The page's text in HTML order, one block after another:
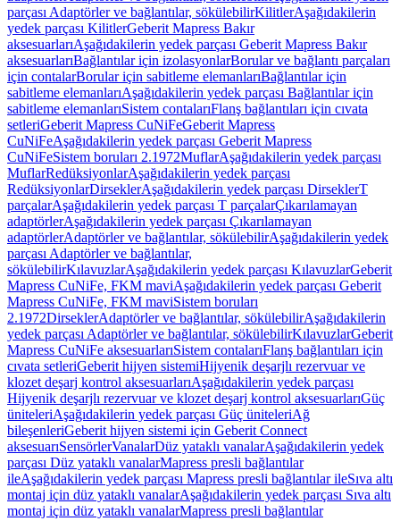
parçası Adaptörler ve bağlantılar, sökülebilirKilitlerAşağıdakilerin
yedek parçası KilitlerGeberit Mapress Bakır
aksesuarlarıAşağıdakilerin yedek parçası Geberit Mapress Bakır
aksesuarlarıBağlantılar için izolasyonlarBorular ve bağlantı parçaları
için contalarBorular için sabitleme elemanlarıBağlantılar için
sabitleme elemanlarıAşağıdakilerin yedek parçası Bağlantılar için
sabitleme elemanlarıSistem contalarıFlanş bağlantıları için cıvata
setleriGeberit Mapress CuNiFeGeberit Mapress
CuNiFeAşağıdakilerin yedek parçası Geberit Mapress
CuNiFeSistem boruları 2.1972MuflarAşağıdakilerin yedek parçası
MuflarRedüksiyonlarAşağıdakilerin yedek parçası
RedüksiyonlarDirseklerAşağıdakilerin yedek parçası DirseklerT
parçalarAşağıdakilerin yedek parçası T parçalarÇıkarılamayan
adaptörlerAşağıdakilerin yedek parçası Çıkarılamayan
adaptörlerAdaptörler ve bağlantılar, sökülebilirAşağıdakilerin yedek
parçası Adaptörler ve bağlantılar,
sökülebilirKılavuzlarAşağıdakilerin yedek parçası KılavuzlarGeberit
Mapress CuNiFe, FKM maviAşağıdakilerin yedek parçası Geberit
Mapress CuNiFe, FKM maviSistem boruları
2.1972DirseklerAdaptörler ve bağlantılar, sökülebilirAşağıdakilerin
yedek parçası Adaptörler ve bağlantılar, sökülebilirKılavuzlarGeberit
Mapress CuNiFe aksesuarlarıSistem contalarıFlanş bağlantıları için
cıvata setleriGeberit hijyen sistemiHijyenik deşarjlı rezervuar ve
klozet deşarj kontrol aksesuarlarıAşağıdakilerin yedek parçası
Hijyenik deşarjlı rezervuar ve klozet deşarj kontrol aksesuarlarıGüç
üniteleriAşağıdakilerin yedek parçası Güç üniteleriAğ
bileşenleriGeberit hijyen sistemi için Geberit Connect
aksesuarıSensörlerVanalarDüz yataklı vanalarAşağıdakilerin yedek
parçası Düz yataklı vanalarMapress presli bağlantılar
ileAşağıdakilerin yedek parçası Mapress presli bağlantılar ileSıva altı
montaj için düz yataklı vanalarAşağıdakilerin yedek parçası Sıva altı
montaj için düz yataklı vanalarMapress presli bağlantılar